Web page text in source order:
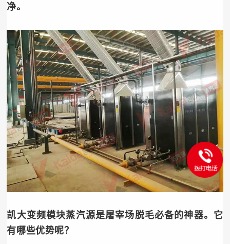
净。
凯大变频模块蒸汽源是屠宰场脱毛必备的神器。它
有哪些优势呢？